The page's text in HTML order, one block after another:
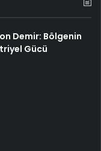
Demir: Bölgenin
Gücü